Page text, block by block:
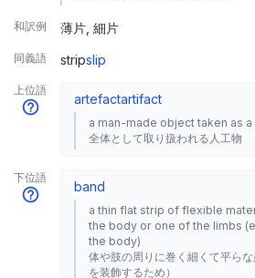
和訳例 薄片 細片
同義語 stripslip
上位語
artefactartifact
a man-made object taken as a
全体として取り扱われる人工物
下位語
band
a thin flat strip of flexible
the body or one of the limbs
the body)
体や肢の周りに巻く細くて平ら
を装飾するため）